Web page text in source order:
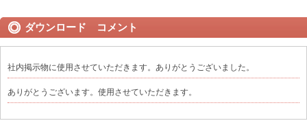
ダウンロード コメント
社内掲示物に使用させていただきます。ありがとうございました。
ありがとうございます。使用させていただきます。